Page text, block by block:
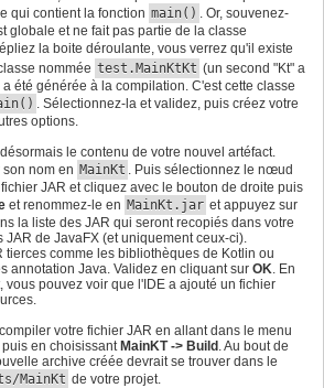
= LineChart(xAxis, yAxis)
.add(series)
place de la scène.
StackPane()
(chart)
= Scene(root )
des CSS.
{ e: String? ->
de la fenêtre.
= bundle.getString
("app.title.kt")
=
800.0
=
600.0
= scene
()
args:
qui contient la fonction main() . Or, souvenez-
globale et ne fait pas partie de la classe
la boite déroulante, vous verrez qu'il existe
nommée test.MainKtKt (un second "Kt" a
été générée à la compilation. C'est cette classe
. Sélectionnez-la et validez, puis créez votre
options.
le contenu de votre nouvel artéfact.
nom en MainKt . Puis sélectionnez le nœud
JAR et cliquez avec le bouton de droite puis
et renommez-le en MainKt.jar et appuyez sur
la liste des JAR qui seront recopiés dans votre
JAR de JavaFX (et uniquement ceux-ci).
tierces comme les bibliothèques de Kotlin ou
annotation Java. Validez en cliquant sur OK. En
vous pouvez voir que l'IDE a ajouté un fichier
votre fichier JAR en allant dans le menu
puis en choisissantMainKT -> Build. Au bout de
archive créée devrait se trouver dans le
MainKt de votre projet.